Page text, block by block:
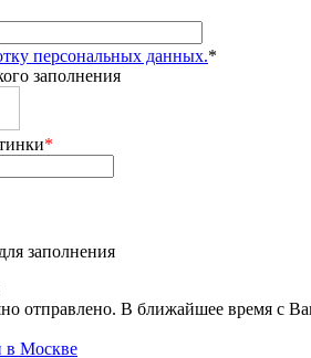
персональных данных.*
заполнения
*
заполнения
отправлено. В ближайшее время с